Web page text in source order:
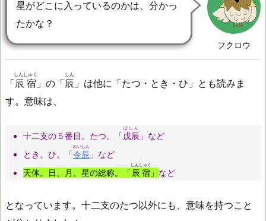
フクロウ
星がどこに入っているのかは、分かっ
たかな？
「辰宿
しんしゅく
」の「辰
しん
」は他に「たつ・とき・ひ」とも読みま
す。意味は、
十二支の５番目。たつ。「戊辰
ぼしん
」など
とき。ひ。「令辰
れいしん
」など
天体。日、月、星の総称。「 辰宿
しんしゅく
」 など
となっています。十二支のたつ以外にも、意味を持つこと